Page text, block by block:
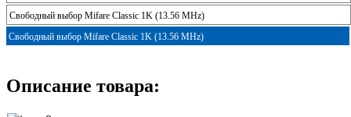
Свободный выбор Mifare Classic 1K (13.56 MHz)
Свободный выбор Mifare Classic 1K (13.56 MHz)
Описание товара: